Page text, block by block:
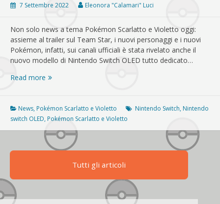
of
the
Kingdom
7 Settembre 2022 Eleonora "Calamari" Luci
Non solo news a tema Pokémon Scarlatto e Violetto oggi:
assieme al trailer sul Team Star, i nuovi personaggi e i nuovi
Pokémon, infatti, sui canali ufficiali è stata rivelato anche il
nuovo modello di Nintendo Switch OLED tutto dedicato…
Read more Ecco
OLED
a
tema
Pokémon
Scarlatto
News, Pokémon Scarlatto e Violetto Nintendo Switch, Nintendo
switch OLED, Pokémon Scarlatto e Violetto
Tutti gli articoli